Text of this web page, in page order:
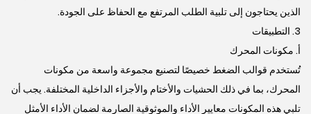
الذين يحتاجون إلى تلبية الطلب المرتفع مع الحفاظ على الجودة.
3. التطبيقات
أ. مكونات المحرك
تُستخدم قوالب الضغط خصيصًا لتصنيع مجموعة واسعة من مكونات
المحرك، بما في ذلك الحشيات والأختام والأجزاء الداخلية المختلفة. يجب أن
تلبي هذه المكونات معايير الأداء والموثوقية الصارمة لضمان الأداء الأمثل